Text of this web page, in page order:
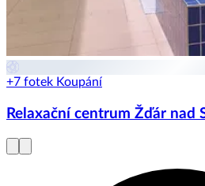
+7 fotek Koupání
Relaxační centrum Žďár nad